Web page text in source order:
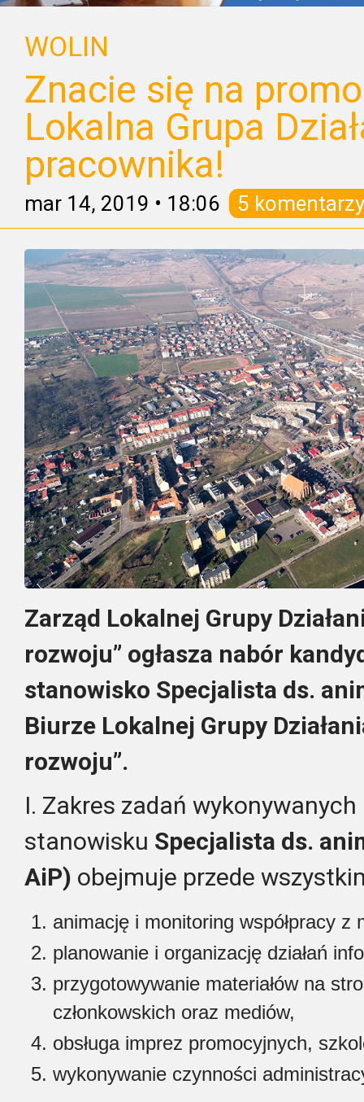
WOLIN
Znacie się na
Lokalna Grupa
pracownika!
mar 14, 2019 • 18:06 5 komentarzy
Zarząd Lokalnej Grupy
rozwoju” ogłasza nabór
stanowisko Specjalista ds.
Biurze Lokalnej Grupy
rozwoju”.
I. Zakres zadań wykonywanych
stanowisku Specjalista ds.
AiP) obejmuje przede
animację i monitoring współpracy
planowanie i organizację działań
przygotowywanie materiałów na
członkowskich oraz mediów,
obsługa imprez promocyjnych,
wykonywanie czynności